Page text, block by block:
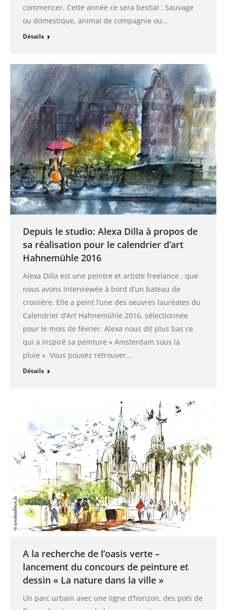
commencer. Cette année ce sera bestial : Sauvage
ou domestique, animal de compagnie ou…
Détails
Depuis le studio: Alexa Dilla à propos de
sa réalisation pour le calendrier d’art
Hahnemühle 2016
Alexa Dilla est une peintre et artiste freelance , que
nous avons interviewée à bord d’un bateau de
croisière. Elle a peint l’une des oeuvres lauréates du
Calendrier d’Art Hahnemühle 2016, sélectionnée
pour le mois de février. Alexa nous dit plus bas ce
qui a inspiré sa peinture « Amsterdam sous la
pluie ». Vous pouvez retrouver…
Détails
A la recherche de l’oasis verte –
lancement du concours de peinture et
dessin « La nature dans la ville »
Un parc urbain avec une ligne d’horizon, des pots de